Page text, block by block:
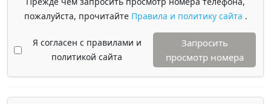
пожалуйста, прочитайте Правила и политику сайта .
Я согласен с правилами и
политикой сайта
Запросить
просмотр номера